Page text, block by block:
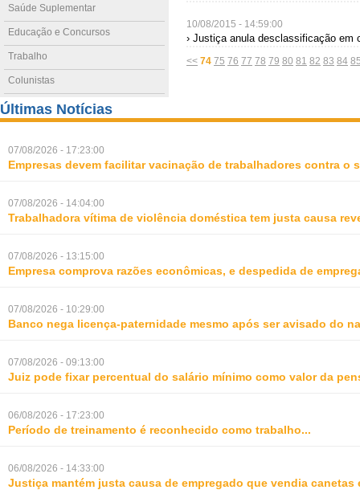
Saúde Suplementar
Educação e Concursos
Trabalho
Colunistas
10/08/2015 - 14:59:00
› Justiça anula desclassificação em
<< 74 75 76 77 78 79 80 81 82 83 84
Últimas Notícias
07/08/2026 - 17:23:00
Empresas devem facilitar vacinação de trabalhadores contra o
07/08/2026 - 14:04:00
Trabalhadora vítima de violência doméstica tem justa causa
07/08/2026 - 13:15:00
Empresa comprova razões econômicas, e despedida de
07/08/2026 - 10:29:00
Banco nega licença-paternidade mesmo após ser avisado do
07/08/2026 - 09:13:00
Juiz pode fixar percentual do salário mínimo como valor da
06/08/2026 - 17:23:00
Período de treinamento é reconhecido como trabalho...
06/08/2026 - 14:33:00
Justiça mantém justa causa de empregado que vendia canetas